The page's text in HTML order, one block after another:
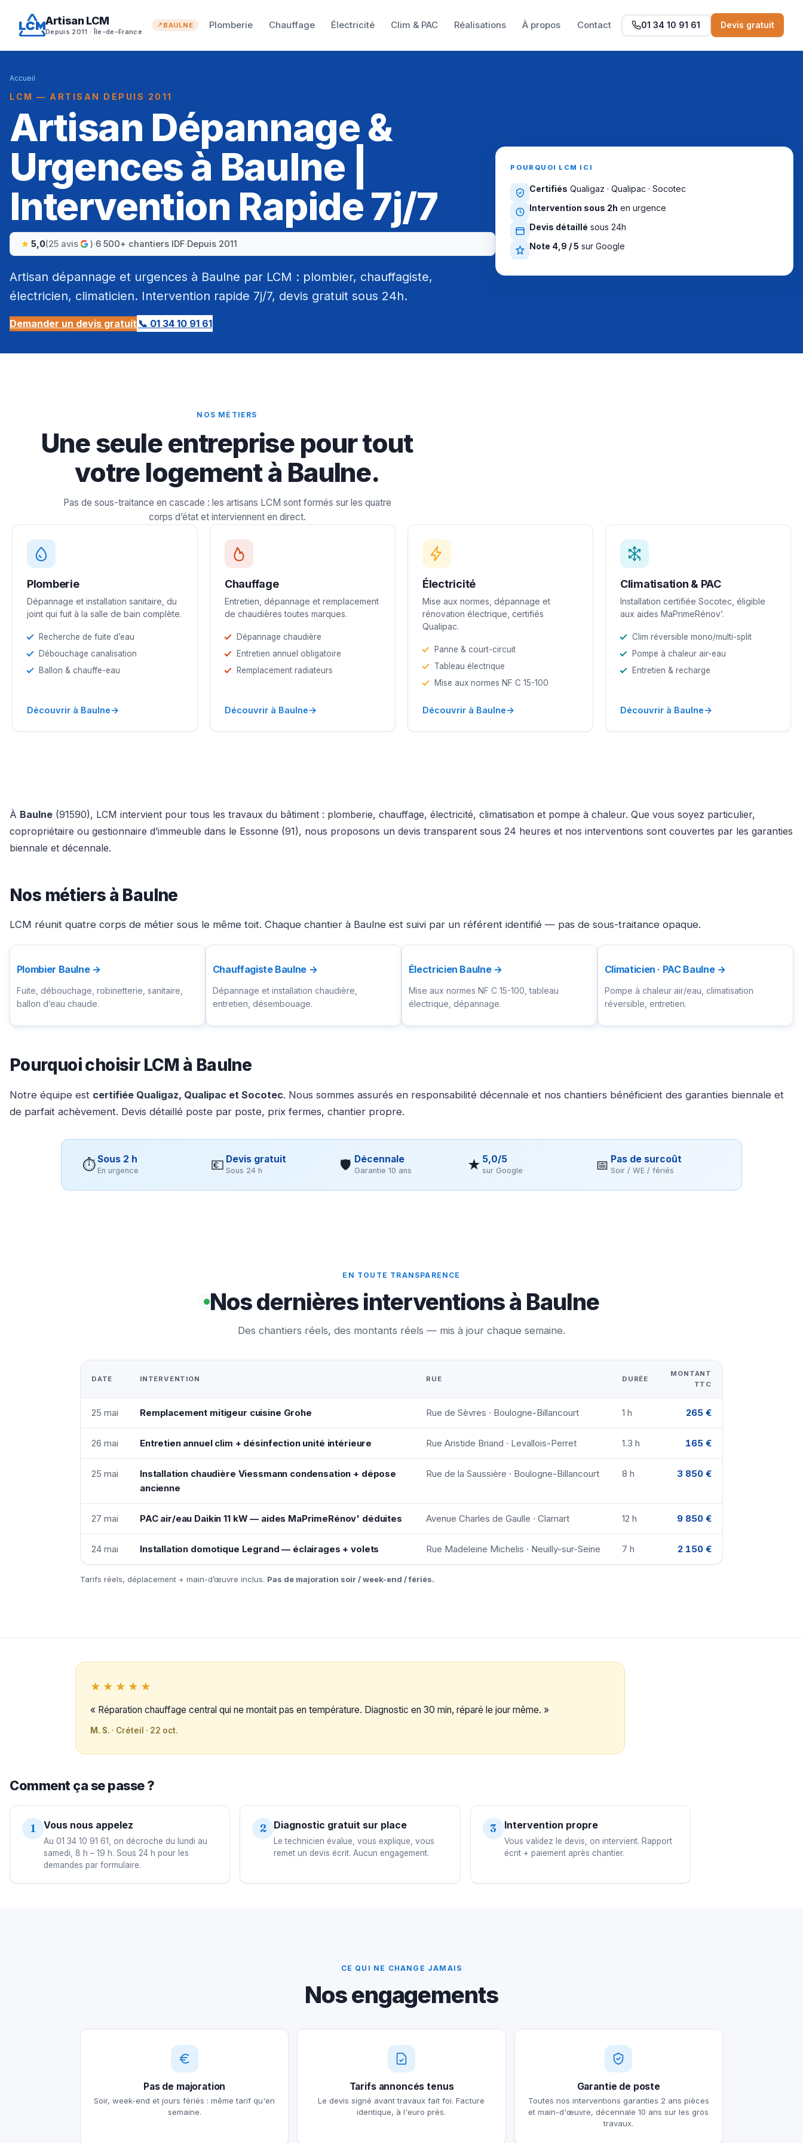
Artisan LCM
Depuis 2011 · Île-de-France
BAULNE Plomberie Chauffage Électricité Clim & PAC Réalisations À propos Contact 01 34 10 91 61 Devis gratuit
Accueil
LCM — ARTISAN DEPUIS 2011
Artisan Dépannage &
Urgences à Baulne |
Intervention Rapide 7j/7
5,0(25 avis )·6 500+ chantiers IDF·Depuis 2011
Artisan dépannage et urgences à Baulne par LCM : plombier, chauffagiste,
électricien, climaticien. Intervention rapide 7j/7, devis gratuit sous 24h.
Demander un devis gratuit 📞 01 34 10 91 61
POURQUOI LCM ICI
Certifiés Qualigaz · Qualipac · Socotec
Intervention sous 2h en urgence
Devis détaillé sous 24h
Note 4,9 / 5 sur Google
NOS MÉTIERS
Une seule entreprise pour tout
votre logement à Baulne.
Pas de sous-traitance en cascade : les artisans LCM sont formés sur les quatre
corps d’état et interviennent en direct.
Plomberie
Dépannage et installation sanitaire, du
joint qui fuit à la salle de bain complète.
Recherche de fuite d’eau
Débouchage canalisation
Ballon & chauffe-eau
Découvrir à Baulne→
Chauffage
Entretien, dépannage et remplacement
de chaudières toutes marques.
Dépannage chaudière
Entretien annuel obligatoire
Remplacement radiateurs
Découvrir à Baulne→
Électricité
Mise aux normes, dépannage et
rénovation électrique, certifiés
Qualipac.
Panne & court-circuit
Tableau électrique
Mise aux normes NF C 15-100
Découvrir à Baulne→
Climatisation & PAC
Installation certifiée Socotec, éligible
aux aides MaPrimeRénov’.
Clim réversible mono/multi-split
Pompe à chaleur air-eau
Entretien & recharge
Découvrir à Baulne→
À Baulne (91590), LCM intervient pour tous les travaux du bâtiment : plomberie, chauffage, électricité, climatisation et pompe à chaleur. Que vous soyez particulier,
copropriétaire ou gestionnaire d’immeuble dans le Essonne (91), nous proposons un devis transparent sous 24 heures et nos interventions sont couvertes par les garanties
biennale et décennale.
Nos métiers à Baulne
LCM réunit quatre corps de métier sous le même toit. Chaque chantier à Baulne est suivi par un référent identifié — pas de sous-traitance opaque.
Plombier Baulne →
Fuite, débouchage, robinetterie, sanitaire,
ballon d’eau chaude.
Chauffagiste Baulne →
Dépannage et installation chaudière,
entretien, désembouage.
Électricien Baulne →
Mise aux normes NF C 15-100, tableau
électrique, dépannage.
Climaticien · PAC Baulne →
Pompe à chaleur air/eau, climatisation
réversible, entretien.
Pourquoi choisir LCM à Baulne
Notre équipe est certifiée Qualigaz, Qualipac et Socotec. Nous sommes assurés en responsabilité décennale et nos chantiers bénéficient des garanties biennale et
de parfait achèvement. Devis détaillé poste par poste, prix fermes, chantier propre.
⏱Sous 2 h
En urgence 💶 Devis gratuit
Sous 24 h 🛡 Décennale
Garantie 10 ans ★ 5,0/5
sur Google 📅 Pas de surcoût
Soir / WE / fériés
EN TOUTE TRANSPARENCE
Nos dernières interventions à Baulne
Des chantiers réels, des montants réels — mis à jour chaque semaine.
DATE INTERVENTION RUE DURÉE
MONTANT
TTC
25 mai Remplacement mitigeur cuisine Grohe Rue de Sèvres · Boulogne-Billancourt 1 h 265 €
26 mai Entretien annuel clim + désinfection unité intérieure Rue Aristide Briand · Levallois-Perret 1.3 h 165 €
25 mai
Installation chaudière Viessmann condensation + dépose
ancienne
Rue de la Saussière · Boulogne-Billancourt 8 h 3 850 €
27 mai PAC air/eau Daikin 11 kW — aides MaPrimeRénov' déduites Avenue Charles de Gaulle · Clamart 12 h 9 850 €
24 mai Installation domotique Legrand — éclairages + volets Rue Madeleine Michelis · Neuilly-sur-Seine 7 h 2 150 €
Tarifs réels, déplacement + main-d’œuvre inclus. Pas de majoration soir / week-end / fériés.
★★★★★
« Réparation chauffage central qui ne montait pas en température. Diagnostic en 30 min, réparé le jour même. »
M. S. · Créteil · 22 oct.
Comment ça se passe ?
1 Vous nous appelez
Au 01 34 10 91 61, on décroche du lundi au
samedi, 8 h – 19 h. Sous 24 h pour les
demandes par formulaire.
2 Diagnostic gratuit sur place
Le technicien évalue, vous explique, vous
remet un devis écrit. Aucun engagement.
3 Intervention propre
Vous validez le devis, on intervient. Rapport
écrit + paiement après chantier.
CE QUI NE CHANGE JAMAIS
Nos engagements
Pas de majoration
Soir, week-end et jours fériés : même tarif qu'en
semaine.
Tarifs annoncés tenus
Le devis signé avant travaux fait foi. Facture
identique, à l'euro près.
Garantie de poste
Toutes nos interventions garanties 2 ans pièces
et main-d'œuvre, décennale 10 ans sur les gros
travaux.